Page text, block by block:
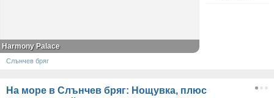
Harmony Palace
Слънчев бряг
На море в Слънчев бряг: Нощувка, плюс